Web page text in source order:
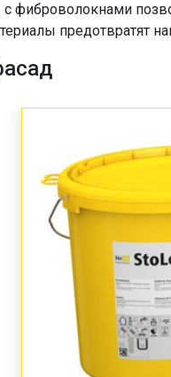
с фиброволокнами
предотвратят